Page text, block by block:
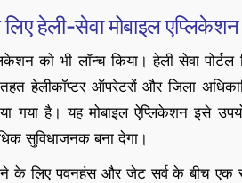
हेली-सेवा मोबाइल एप्लिकेशन
को भी लॉन्च किया। हेली सेवा
हेलीकॉप्टर ऑपरेटरों और जिला
गया है। यह मोबाइल ऐप्लिकेशन इसे
सुविधाजनक बना देगा।
के लिए पवनहंस और जेट सर्व के बीच एक